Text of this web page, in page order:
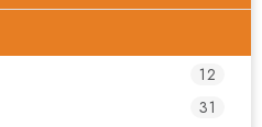
12
31